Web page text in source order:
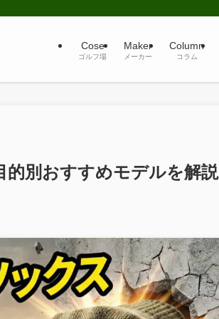
Cose
ゴルフ場
Maker
メーカー
Column
コラム
的別おすすめモデルを解説